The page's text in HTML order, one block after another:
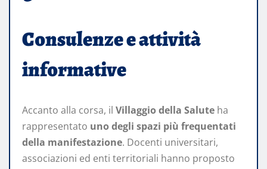
Consulenze e attività
informative
Accanto alla corsa, il Villaggio della Salute ha
rappresentato uno degli spazi più frequentati
della manifestazione. Docenti universitari,
associazioni ed enti territoriali hanno proposto